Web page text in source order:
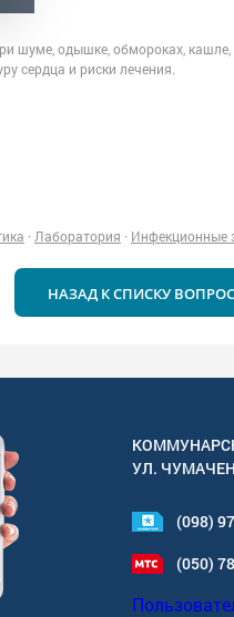
шуме, одышке, обмороках,
сердца и риски лечения.
· Лаборатория · Инфекционные
НАЗАД К СПИСКУ
УЛ.
(098)
(050)